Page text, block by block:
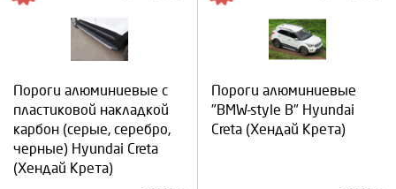
Пороги алюминиевые с
пластиковой накладкой
карбон (серые, серебро,
черные) Hyundai Creta
(Хендай Крета)
Пороги алюминиевые
"BMW-style B" Hyundai
Creta (Хендай Крета)